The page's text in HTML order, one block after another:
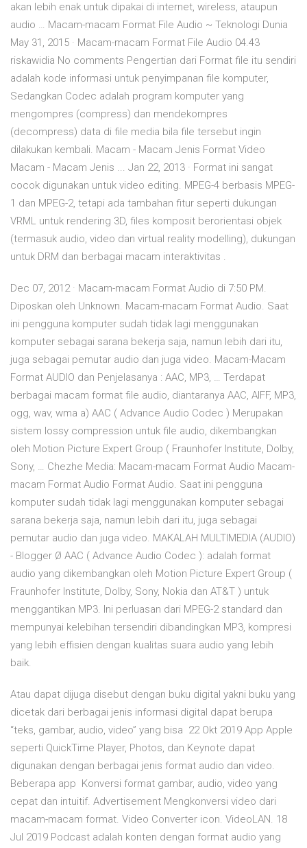
akan lebih enak untuk dipakai di internet, wireless, ataupun
audio … Macam-macam Format File Audio ~ Teknologi Dunia
May 31, 2015 · Macam-macam Format File Audio 04.43
riskawidia No comments Pengertian dari Format file itu sendiri
adalah kode informasi untuk penyimpanan file komputer,
Sedangkan Codec adalah program komputer yang
mengompres (compress) dan mendekompres
(decompress) data di file media bila file tersebut ingin
dilakukan kembali. Macam - Macam Jenis Format Video
Macam - Macam Jenis ... Jan 22, 2013 · Format ini sangat
cocok digunakan untuk video editing. MPEG-4 berbasis MPEG-
1 dan MPEG-2, tetapi ada tambahan fitur seperti dukungan
VRML untuk rendering 3D, files komposit berorientasi objek
(termasuk audio, video dan virtual reality modelling), dukungan
untuk DRM dan berbagai macam interaktivitas .
Dec 07, 2012 · Macam-macam Format Audio di 7:50 PM.
Diposkan oleh Unknown. Macam-macam Format Audio. Saat
ini pengguna komputer sudah tidak lagi menggunakan
komputer sebagai sarana bekerja saja, namun lebih dari itu,
juga sebagai pemutar audio dan juga video. Macam-Macam
Format AUDIO dan Penjelasanya : AAC, MP3, … Terdapat
berbagai macam format file audio, diantaranya AAC, AIFF, MP3,
ogg, wav, wma a) AAC ( Advance Audio Codec ) Merupakan
sistem lossy compression untuk file audio, dikembangkan
oleh Motion Picture Expert Group ( Fraunhofer Institute, Dolby,
Sony, … Chezhe Media: Macam-macam Format Audio Macam-
macam Format Audio Format Audio. Saat ini pengguna
komputer sudah tidak lagi menggunakan komputer sebagai
sarana bekerja saja, namun lebih dari itu, juga sebagai
pemutar audio dan juga video. MAKALAH MULTIMEDIA (AUDIO)
- Blogger Ø AAC ( Advance Audio Codec ): adalah format
audio yang dikembangkan oleh Motion Picture Expert Group (
Fraunhofer Institute, Dolby, Sony, Nokia dan AT&T ) untuk
menggantikan MP3. Ini perluasan dari MPEG-2 standard dan
mempunyai kelebihan tersendiri dibandingkan MP3, kompresi
yang lebih effisien dengan kualitas suara audio yang lebih
baik.
Atau dapat dijuga disebut dengan buku digital yakni buku yang
dicetak dari berbagai jenis informasi digital dapat berupa
“teks, gambar, audio, video” yang bisa 22 Okt 2019 App Apple
seperti QuickTime Player, Photos, dan Keynote dapat
digunakan dengan berbagai jenis format audio dan video.
Beberapa app Konversi format gambar, audio, video yang
cepat dan intuitif. Advertisement Mengkonversi video dari
macam-macam format. Video Converter icon. VideoLAN. 18
Jul 2019 Podcast adalah konten dengan format audio yang